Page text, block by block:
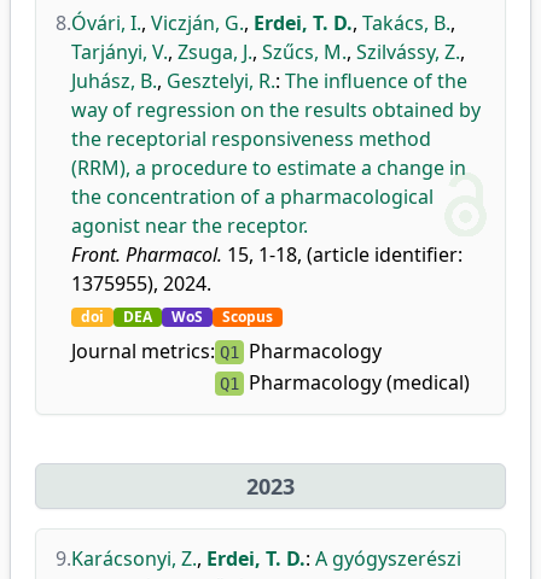
8.Óvári, I., Viczján, G., Erdei, T. D., Takács, B.,
Tarjányi, V., Zsuga, J., Szűcs, M., Szilvássy, Z.,
Juhász, B., Gesztelyi, R.: The influence of the
way of regression on the results obtained by
the receptorial responsiveness method
(RRM), a procedure to estimate a change in
the concentration of a pharmacological
agonist near the receptor.
Front. Pharmacol. 15, 1-18, (article identifier:
1375955), 2024.
doi DEA WoS Scopus
Journal metrics: Q1 Pharmacology
Q1 Pharmacology (medical)
2023
9.Karácsonyi, Z., Erdei, T. D.: A gyógyszerészi